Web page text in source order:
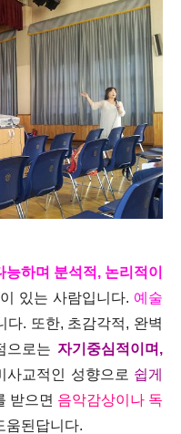
능하며 분석적, 논리적이
이 있는 사람입니다. 예술
다. 또한, 초감각적, 완벽
으로는 자기중심적이며,
사교적인 성향으로 쉽게
받으면 음악감상이나 독
움된답니다.